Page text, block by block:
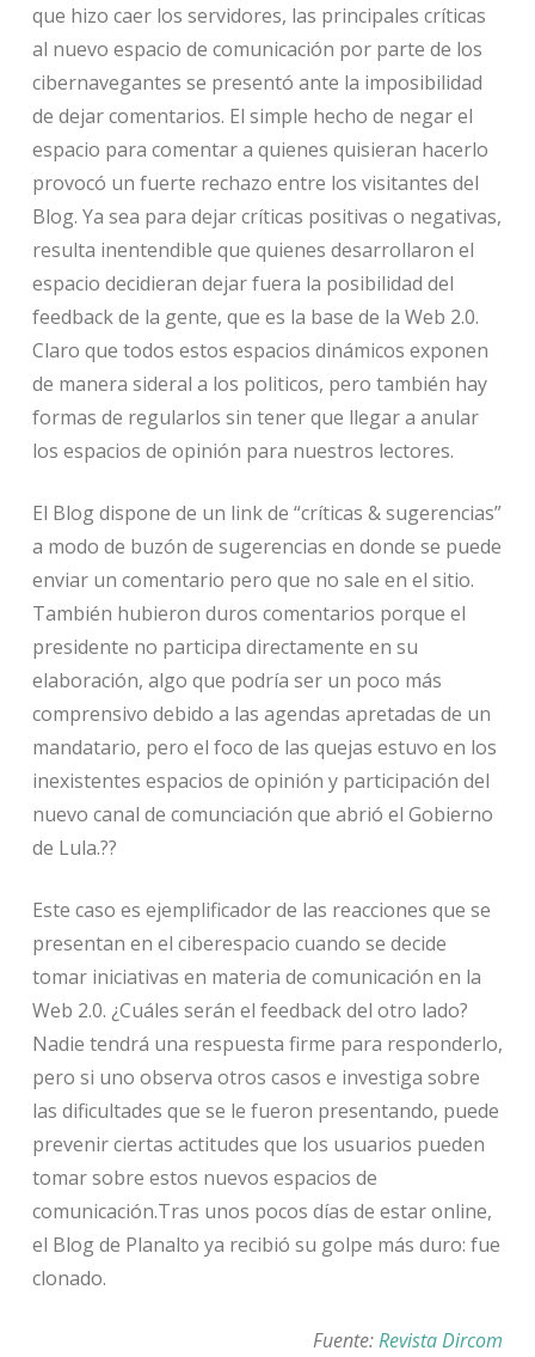
que hizo caer los servidores, las principales críticas
al nuevo espacio de comunicación por parte de los
cibernavegantes se presentó ante la imposibilidad
de dejar comentarios. El simple hecho de negar el
espacio para comentar a quienes quisieran hacerlo
provocó un fuerte rechazo entre los visitantes del
Blog. Ya sea para dejar críticas positivas o negativas,
resulta inentendible que quienes desarrollaron el
espacio decidieran dejar fuera la posibilidad del
feedback de la gente, que es la base de la Web 2.0.
Claro que todos estos espacios dinámicos exponen
de manera sideral a los politicos, pero también hay
formas de regularlos sin tener que llegar a anular
los espacios de opinión para nuestros lectores.
El Blog dispone de un link de “críticas & sugerencias”
a modo de buzón de sugerencias en donde se puede
enviar un comentario pero que no sale en el sitio.
También hubieron duros comentarios porque el
presidente no participa directamente en su
elaboración, algo que podría ser un poco más
comprensivo debido a las agendas apretadas de un
mandatario, pero el foco de las quejas estuvo en los
inexistentes espacios de opinión y participación del
nuevo canal de comunciación que abrió el Gobierno
de Lula.??
Este caso es ejemplificador de las reacciones que se
presentan en el ciberespacio cuando se decide
tomar iniciativas en materia de comunicación en la
Web 2.0. ¿Cuáles serán el feedback del otro lado?
Nadie tendrá una respuesta firme para responderlo,
pero si uno observa otros casos e investiga sobre
las dificultades que se le fueron presentando, puede
prevenir ciertas actitudes que los usuarios pueden
tomar sobre estos nuevos espacios de
comunicación.Tras unos pocos días de estar online,
el Blog de Planalto ya recibió su golpe más duro: fue
clonado.
Fuente:Revista Dircom